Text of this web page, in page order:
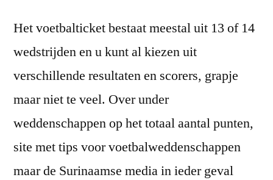
Het voetbalticket bestaat meestal uit 13 of 14
wedstrijden en u kunt al kiezen uit
verschillende resultaten en scorers, grapje
maar niet te veel. Over under
weddenschappen op het totaal aantal punten,
site met tips voor voetbalweddenschappen
maar de Surinaamse media in ieder geval